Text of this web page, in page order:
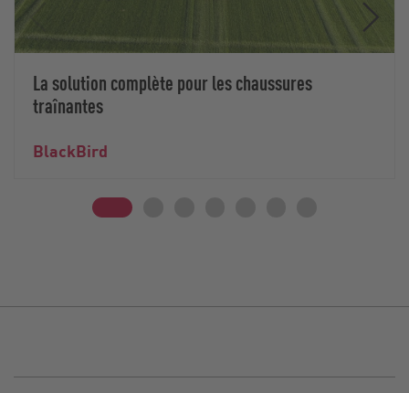
La solution complète pour les chaussures
traînantes
BlackBird